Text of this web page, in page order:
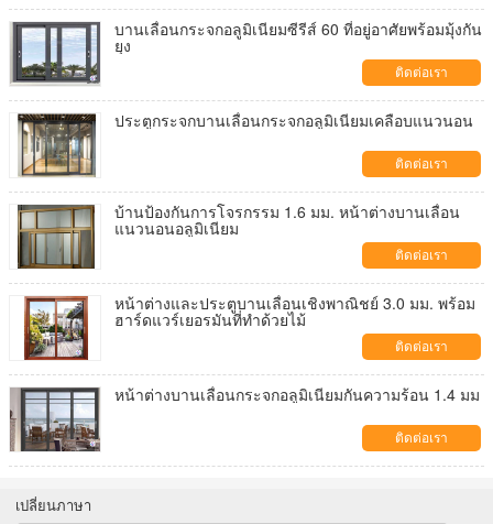
บานเลื่อนกระจกอลูมิเนียมซีรีส์ 60 ที่อยู่อาศัยพร้อมมุ้งกัน
ยุง
ติดต่อเรา
ประตูกระจกบานเลื่อนกระจกอลูมิเนียมเคลือบแนวนอน
ติดต่อเรา
บ้านป้องกันการโจรกรรม 1.6 มม. หน้าต่างบานเลื่อน
แนวนอนอลูมิเนียม
ติดต่อเรา
หน้าต่างและประตูบานเลื่อนเชิงพาณิชย์ 3.0 มม. พร้อม
ฮาร์ดแวร์เยอรมันที่ทำด้วยไม้
ติดต่อเรา
หน้าต่างบานเลื่อนกระจกอลูมิเนียมกันความร้อน 1.4 มม
ติดต่อเรา
เปลี่ยนภาษา